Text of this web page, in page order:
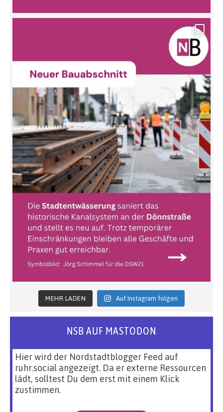
MEHR LADEN Auf Instagram folgen
NSB AUF MASTODON
Hier wird der Nordstadtblogger Feed auf
ruhr.social angezeigt. Da er externe Ressourcen
lädt, solltest Du dem erst mit einem Klick
zustimmen.